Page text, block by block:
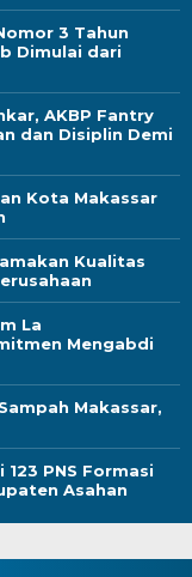
3 Tahun
Dimulai dari
AKBP Fantry
dan Disiplin Demi
Kota Makassar
Kualitas
La
Mengabdi
Makassar,
PNS Formasi
Asahan